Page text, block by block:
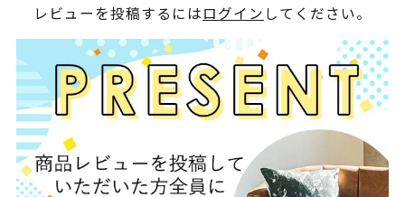
レビューを投稿するにはログイン してください。